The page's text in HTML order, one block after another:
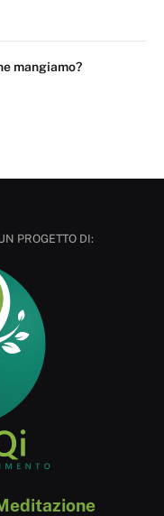
mangiamo?
PROGETTO DI: